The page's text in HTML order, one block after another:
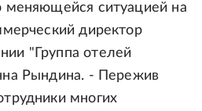
меняющейся ситуацией на
директор
"Группа отелей
Рындина. - Пережив
многих